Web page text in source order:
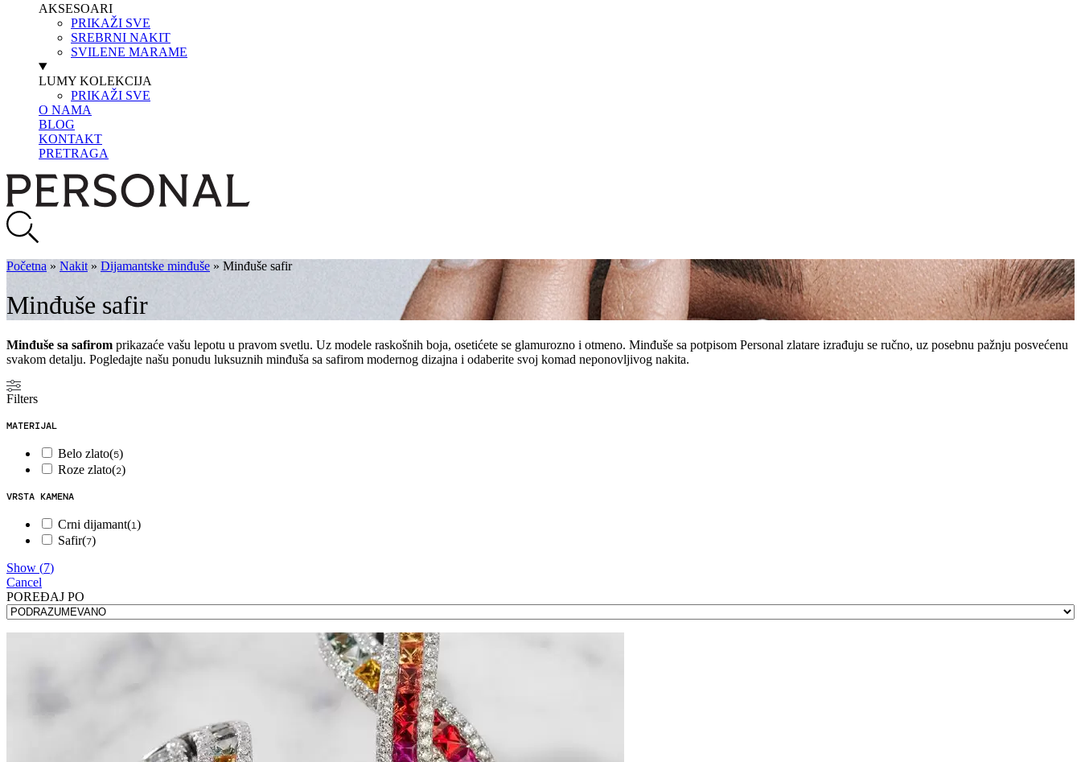
AKSESOARI
PRIKAŽI SVE
SREBRNI NAKIT
SVILENE MARAME
LUMY KOLEKCIJA
PRIKAŽI SVE
O NAMA
BLOG
KONTAKT
PRETRAGA
Početna » Nakit » Dijamantske minđuše » Minđuše safir
Minđuše safir
Minđuše sa safirom prikazaće vašu lepotu u pravom svetlu. Uz modele raskošnih boja, osetićete se glamurozno i otmeno. Minđuše sa potpisom Personal zlatare izrađuju se ručno, uz posebnu pažnju posvećenu
svakom detalju. Pogledajte našu ponudu luksuznih minđuša sa safirom modernog dizajna i odaberite svoj komad neponovljivog nakita.
Filters
MATERIJAL
Belo zlato(5)
Roze zlato(2)
VRSTA KAMENA
Crni dijamant(1)
Safir(7)
Show (7)
Cancel
POREÐAJ PO